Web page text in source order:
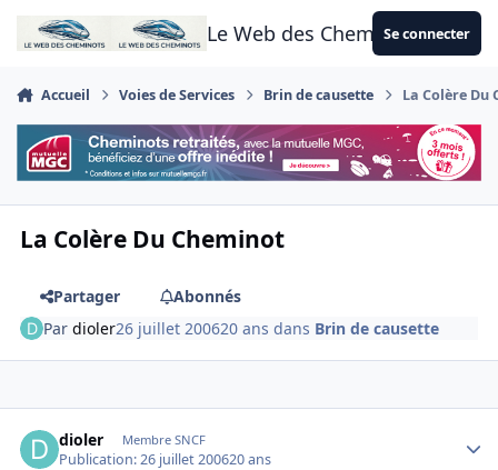
Aller au contenu
Le Web des CheminotsSe connecter
Accueil Voies de Services Brin de causette La Colère Du
La Colère Du Cheminot
Partager
Abonnés
Pardioler26 juillet 200620 ans dans Brin de causette
dioler Membre SNCF
Publication:26 juillet 200620 ans